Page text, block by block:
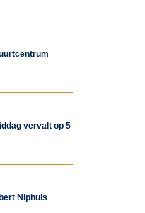
vervalt op 5
Niphuis